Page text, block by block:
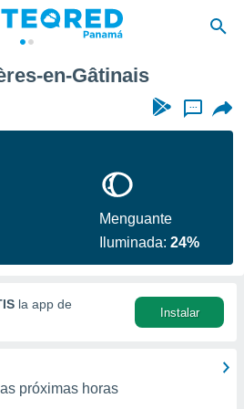
en-Gâtinais
...
Menguante
Iluminada:24%
la app de
Instalar
próximas horas